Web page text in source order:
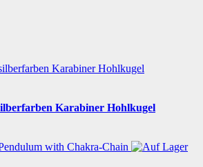
Karabiner Hohlkugel